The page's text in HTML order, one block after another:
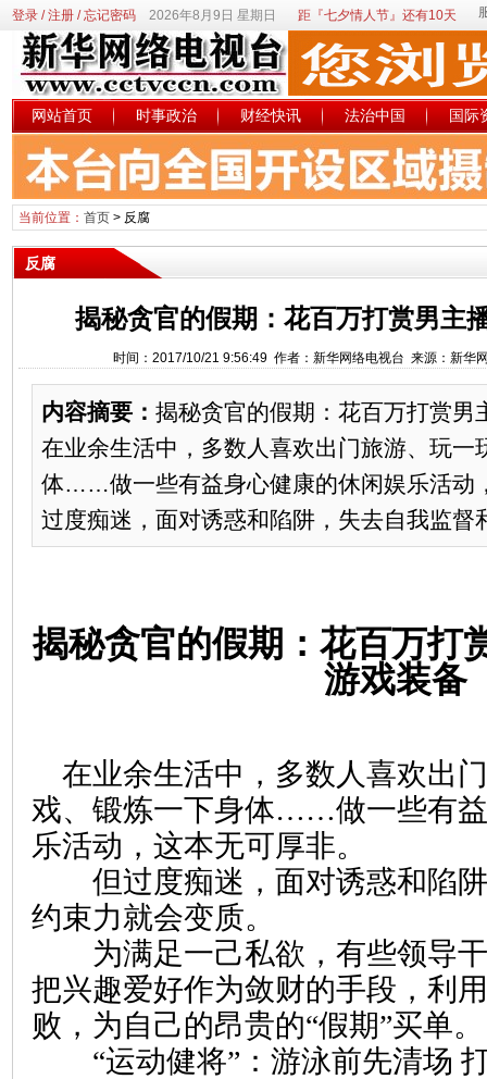
登录/注册/忘记密码 2026年8月9日 星期日 距『七夕情人节』还有10天
网站首页 时事政治 财经快讯 法治中国 国际
当前位置： 首页> 反腐
反腐
揭秘贪官的假期：花百万打赏男主
时间：2017/10/21 9:56:49 作者：新华网络电视台 来源：新华
内容摘要： 揭秘贪官的假期：花百万打赏
在业余生活中，多数人喜欢出门旅游、玩一
体……做一些有益身心健康的休闲娱乐活
过度痴迷，面对诱惑和陷阱，失去自我监
揭秘贪官的假期：花百万打
游戏装备
在业余生活中，多数人喜欢出
戏、锻炼一下身体……做一些有
乐活动，这本无可厚非。
但过度痴迷，面对诱惑和陷阱
约束力就会变质。
为满足一己私欲，有些领导干
把兴趣爱好作为敛财的手段，利
败，为自己的昂贵的“假期”买单。
“运动健将”：游泳前先清场